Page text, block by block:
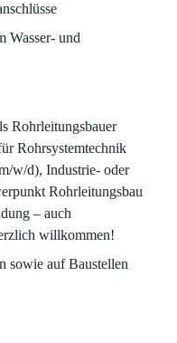
Wasser- und
Rohrleitungsbauer
Rohrsystemtechnik
w/d), Industrie- oder
Rohrleitungsbau
– auch
willkommen!
sowie auf Baustellen